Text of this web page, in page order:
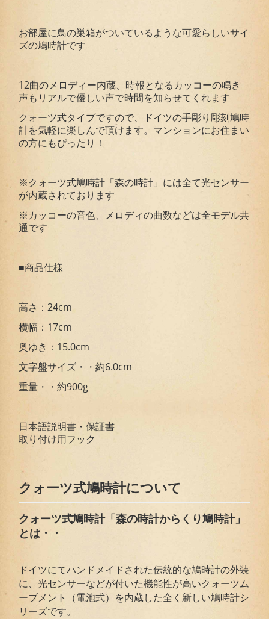
お部屋に鳥の巣箱がついているような可愛らしいサイ
ズの鳩時計です
12曲のメロディー内蔵、時報となるカッコーの鳴き
声もリアルで優しい声で時間を知らせてくれます
クォーツ式タイプですので、ドイツの手彫り彫刻鳩時
計を気軽に楽しんで頂けます。マンションにお住まい
の方にもぴったり！
※クォーツ式鳩時計「森の時計」には全て光センサー
が内蔵されております
※カッコーの音色、メロディの曲数などは全モデル共
通です
■商品仕様
高さ：24cm
横幅：17cm
奥ゆき：15.0cm
文字盤サイズ・・約6.0cm
重量・・約900g
日本語説明書・保証書
取り付け用フック
クォーツ式鳩時計について
クォーツ式鳩時計「森の時計からくり鳩時計」
とは・・
ドイツにてハンドメイドされた伝統的な鳩時計の外装
に、光センサーなどが付いた機能性が高いクォーツム
ーブメント（電池式）を内蔵した全く新しい鳩時計シ
リーズです。